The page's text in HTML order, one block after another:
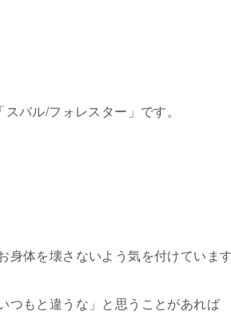
スバル/フォレスター」です。
体を壊さないよう気を付けていま
つもと違うな」と思うことがあれば